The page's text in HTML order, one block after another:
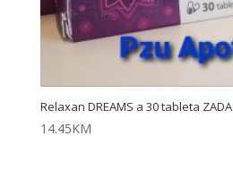
Relaxan DREAMS a 30 tableta ZADA
14.45KM